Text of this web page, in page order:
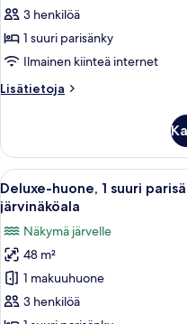
suuri
parisänky,
tupakointi
järvinäköala
3 henkilöä
1 suuri parisänky
Ilmainen kiinteä internet
Lisätietoja
Lisätietoja
1
suuri
parisänky,
tupakointi
kielletty,
järvinäköala
Avaa
kaikki
huonetyypin
Deluxe-
huone,
suuri
8
Deluxe-huone, 1 suuri
järvinäköala
Näkymä järvelle
48 m²
1 makuuhuone
3 henkilöä